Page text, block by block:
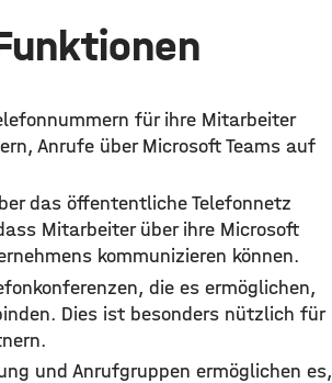
für ihre Mitarbeiter
Anrufe über Microsoft Teams auf
das öffententliche Telefonnetz
Mitarbeiter über ihre Microsoft
kommunizieren können.
die es ermöglichen,
Dies ist besonders nützlich für
und Anrufgruppen ermöglichen es,